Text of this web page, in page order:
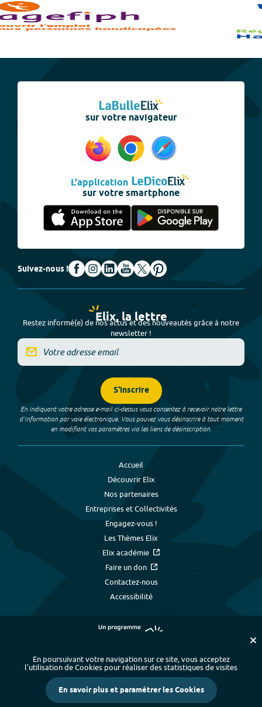
sur votre navigateur
L'application
sur votre smartphone
Suivez-nous !
Elix, la lettre
Restez informé(e) de nos actus et des nouveautés grâce à notre
newsletter !
S'inscrire
En indiquant votre adresse e-mail ci-dessus vous consentez à recevoir notre lettre
d’information par voie électronique. Vous pouvez vous désinscrire à tout moment
en modifiant vos paramètres via les liens de désinscription.
Accueil
Découvrir Elix
Nos partenaires
Entreprises et Collectivités
Engagez-vous !
Les Thèmes Elix
Elix académie
Faire un don
Contactez-nous
Accessibilité
Plan du site - Index alphabétique
-
Mentions légales et données personnelles
- Paramétrer les cookies
Crédits
En poursuivant votre navigation sur ce site, vous acceptez
l’utilisation de Cookies pour réaliser des statistiques de visites
En savoir plus et paramétrer les Cookies